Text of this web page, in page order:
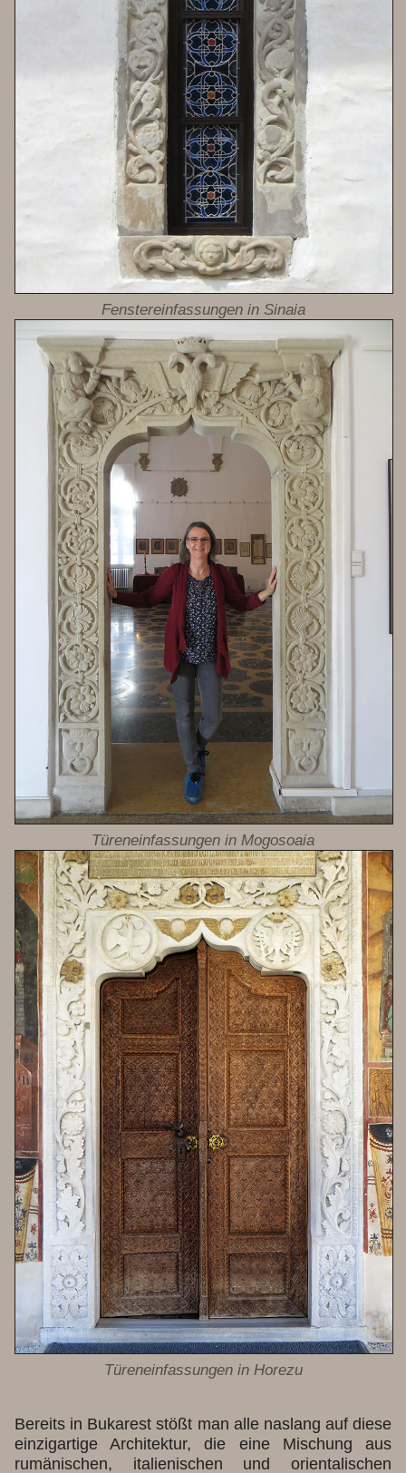
Fenstereinfassungen in Sinaia
Türeneinfassungen in Mogosoaia
Türeneinfassungen in Horezu
Bereits in Bukarest stößt man alle naslang auf diese
einzigartige Architektur, die eine Mischung aus
rumänischen, italienischen und orientalischen